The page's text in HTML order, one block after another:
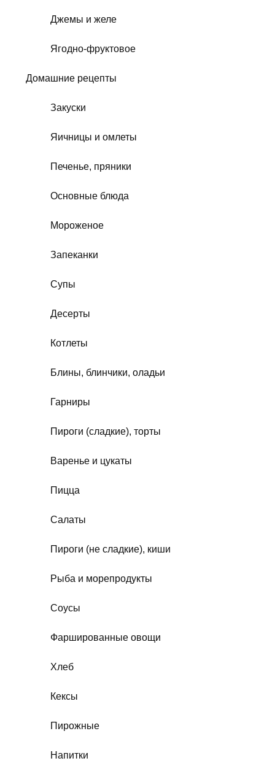
Джемы и желе
Ягодно-фруктовое
Домашние рецепты
Закуски
Яичницы и омлеты
Печенье, пряники
Основные блюда
Мороженое
Запеканки
Супы
Десерты
Котлеты
Блины, блинчики, оладьи
Гарниры
Пироги (сладкие), торты
Варенье и цукаты
Пицца
Салаты
Пироги (не сладкие), киши
Рыба и морепродукты
Соусы
Фаршированные овощи
Хлеб
Кексы
Пирожные
Напитки